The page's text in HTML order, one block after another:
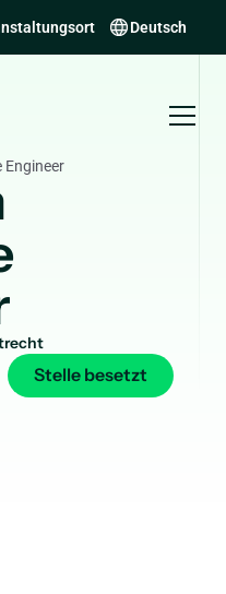
Deutsch
Stelle besetzt